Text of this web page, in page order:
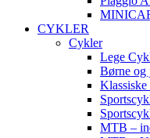
CYKLER
Cykler
Lege
Børne og
MTB –